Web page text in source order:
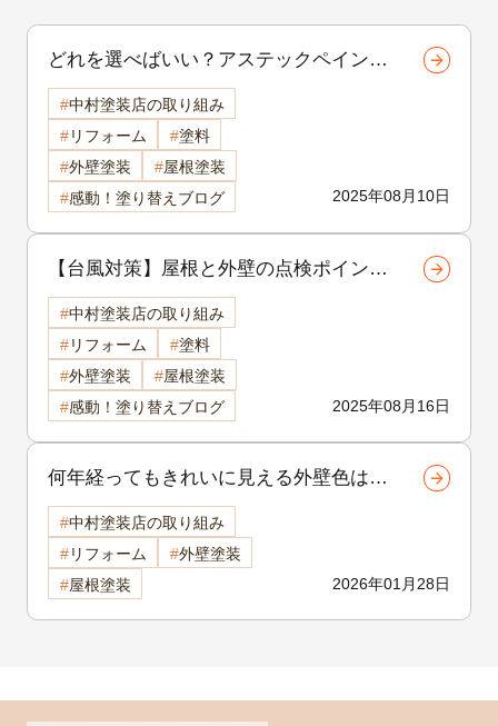
どれを選べばいい？アステックペイント
のプラチナシリーズ比較解説【諏訪市・
岡谷市・茅野市の外壁塗装】
2025年08月10日
中村塗装店の取り組み
リフォーム
塗料
外壁塗装
屋根塗装
感動！塗り替えブログ
【台風対策】屋根と外壁の点検ポイント
をプロが解説｜諏訪市・岡谷市・茅野市
で家を守るなら今がチャンス！
2025年08月16日
中村塗装店の取り組み
リフォーム
塗料
外壁塗装
屋根塗装
感動！塗り替えブログ
何年経ってもきれいに見える外壁色は？
汚れが目立ちにくい色TOP5 諏訪市外
壁塗装
2026年01月28日
中村塗装店の取り組み
リフォーム
外壁塗装
屋根塗装